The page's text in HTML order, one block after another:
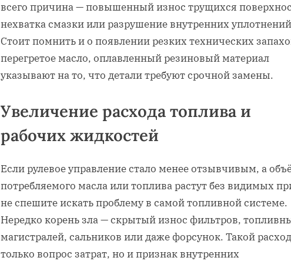
всего причина — повышенный износ трущихся
нехватка смазки или разрушение внутренних
Стоит помнить и о появлении резких технических
перегретое масло, оплавленный резиновый материал
указывают на то, что детали требуют срочной замены.
Увеличение расхода топлива и
рабочих жидкостей
Если рулевое управление стало менее отзывчивым, а
потребляемого масла или топлива растут без видимых
не спешите искать проблему в самой топливной системе.
Нередко корень зла — скрытый износ фильтров,
магистралей, сальников или даже форсунок. Такой
только вопрос затрат, но и признак внутренних